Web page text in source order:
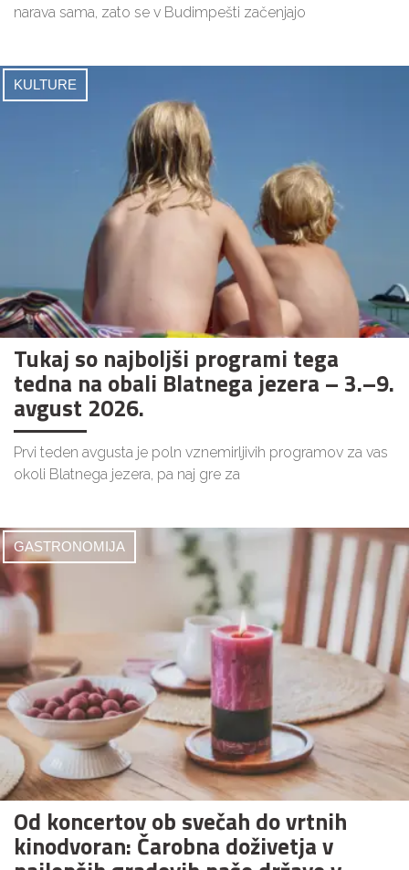
narava sama, zato se v Budimpešti začenjajo
KULTURE
Tukaj so najboljši programi tega
tedna na obali Blatnega jezera – 3.–9.
avgust 2026.
Prvi teden avgusta je poln vznemirljivih programov za vas
okoli Blatnega jezera, pa naj gre za
GASTRONOMIJA
Od koncertov ob svečah do vrtnih
kinodvoran: Čarobna doživetja v